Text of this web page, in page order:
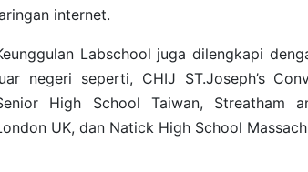
internet.
Labschool juga dilengkapi
negeri seperti, CHIJ ST.Joseph’s
High School Taiwan, Streatham
UK, dan Natick High School